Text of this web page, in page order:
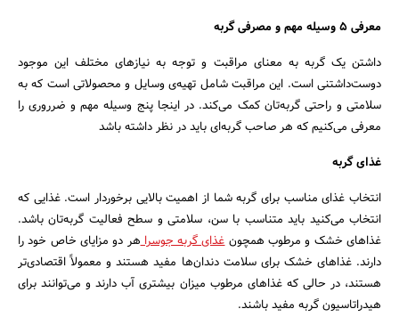
جستجو
معرفی 5 وسیله مهم و مصرفی گربه
داشتن یک گربه به معنای مراقبت و توجه به نیازهای مختلف این موجود
دوست‌داشتنی است. این مراقبت شامل تهیه‌ی وسایل و محصولاتی است که به
سلامتی و راحتی گربه‌تان کمک می‌کند. در اینجا پنج وسیله مهم و ضرروری را
معرفی می‌کنیم که هر صاحب گربه‌ای باید در نظر داشته باشد
غذای گربه
انتخاب غذای مناسب برای گربه شما از اهمیت بالایی برخوردار است. غذایی که
انتخاب می‌کنید باید متناسب با سن، سلامتی و سطح فعالیت گربه‌تان باشد.
غذاهای خشک و مرطوب همچونغذای گربه جوسراهر دو مزایای خاص خود را
دارند. غذاهای خشک برای سلامت دندان‌ها مفید هستند و معمولاً اقتصادی‌تر
هستند، در حالی که غذاهای مرطوب میزان بیشتری آب دارند و می‌توانند برای
هیدراتاسیون گربه مفید باشند.